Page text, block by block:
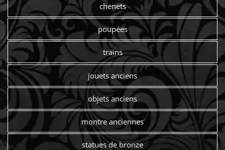
chenets
poupées
trains
jouets anciens
objets anciens
montre anciennes
statues de bronze